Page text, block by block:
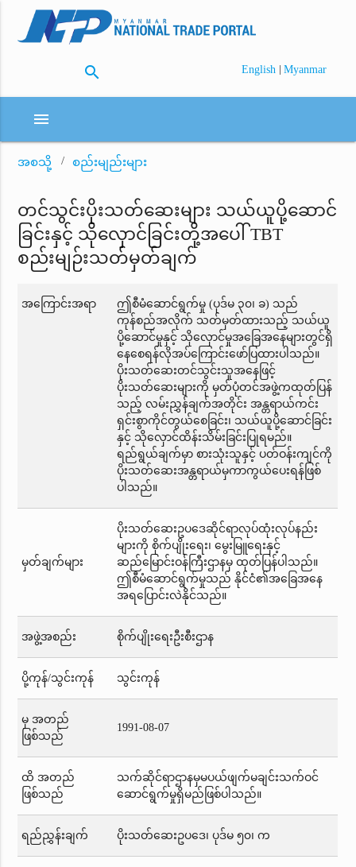
search English | Myanmar
menu
အစသို့ စည်းမျည်းများ
တင်သွင်းပိုးသတ်ဆေးများ သယ်ယူပို့ဆောင်
ခြင်းနှင့် သိုလှောင်ခြင်းတို့အပေါ် TBT
စည်းမျဉ်းသတ်မှတ်ချက်
အကြောင်းအရာ
ဤစီမံဆောင်ရွက်မှု (ပုဒ်မ ၃၀၊ ခ) သည်
ကုန်စည်အလိုက် သတ်မှတ်ထားသည့် သယ်ယူ
ပို့ဆောင်မှုနှင့် သိုလှောင်မှုအခြေအနေများတွင်ရှိ
နေစေရန်လိုအပ်ကြောင်းဖော်ပြထားပါသည်။
ပိုးသတ်ဆေးတင်သွင်းသူအနေဖြင့်
ပိုးသတ်ဆေးများကို မှတ်ပုံတင်အဖွဲ့ကထုတ်ပြန်
သည့် လမ်းညွှန်ချက်အတိုင်း အန္တရာယ်ကင်း
ရှင်းစွာကိုင်တွယ်စေခြင်း၊ သယ်ယူပို့ဆောင်ခြင်း
နှင့် သိုလှောင်ထိန်းသိမ်းခြင်းပြုရမည်။
ရည်ရွယ်ချက်မှာ စားသုံးသူနှင့် ပတ်ဝန်းကျင်ကို
ပိုးသတ်ဆေးအန္တရာယ်မှကာကွယ်ပေးရန်ဖြစ်
ပါသည်။
မှတ်ချက်များ
ပိုးသတ်ဆေးဥပဒေဆိုင်ရာလုပ်ထုံးလုပ်နည်း
များကို စိုက်ပျိုးရေး၊ မွေးမြူရေးနှင့်
ဆည်မြောင်းဝန်ကြီးဌာနမှ ထုတ်ပြန်ပါသည်။
ဤစီမံဆောင်ရွက်မှုသည် နိုင်ငံ၏အခြေအနေ
အရပြောင်းလဲနိုင်သည်။
အဖွဲ့အစည်း စိုက်ပျိုးရေးဦးစီးဌာန
ပို့ကုန်/သွင်းကုန် သွင်းကုန်
မှ အတည်
ဖြစ်သည်
1991-08-07
ထိ အတည်
ဖြစ်သည်
သက်ဆိုင်ရာဌာနမှမပယ်ဖျက်မချင်းသက်ဝင်
ဆောင်ရွက်မှုရှိမည်ဖြစ်ပါသည်။
ရည်ညွှန်းချက် ပိုးသတ်ဆေးဥပဒေ၊ ပုဒ်မ ၅၀၊ က